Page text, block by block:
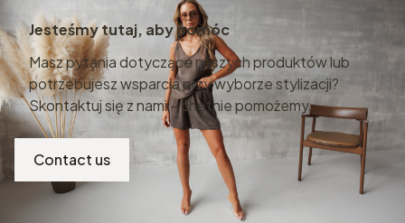
Jesteśmy tutaj, aby pomóc
Masz pytania dotyczące naszych produktów lub
potrzebujesz wsparcia przy wyborze stylizacji?
Skontaktuj się z nami – chętnie pomożemy.
Contact us